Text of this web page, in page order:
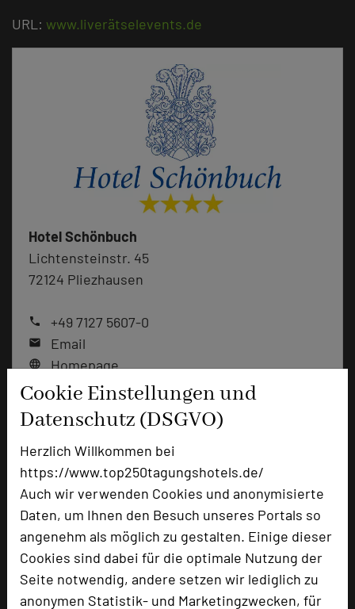
Cookie Einstellungen und
Datenschutz (DSGVO)
Herzlich Willkommen bei
https://www.top250tagungshotels.de/
Auch wir verwenden Cookies und anonymisierte
Daten, um Ihnen den Besuch unseres Portals so
angenehm als möglich zu gestalten. Einige dieser
Cookies sind dabei für die optimale Nutzung der
Seite notwendig, andere setzen wir lediglich zu
anonymen Statistik- und Marketingzwecken, für
URL: www.liverätselevents.de
Hotel Schönbuch
Lichtensteinstr. 45
72124 Pliezhausen
phone +49 7127 5607-0
mail Email
language Homepage
zur Tagungsanfrage hinzufügen
Bewertung
Tagungsplaner
Tagungsleiter